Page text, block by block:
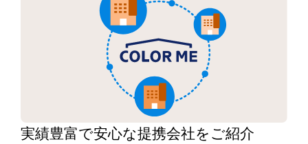
実績豊富で安心な提携会社を ご紹介